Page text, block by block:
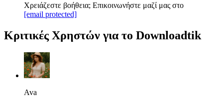
Χρειάζεστε βοήθεια; Επικοινωνήστε μαζί μας στο
[email protected]
Κριτικές Χρηστών για το Downloadtik
Ava